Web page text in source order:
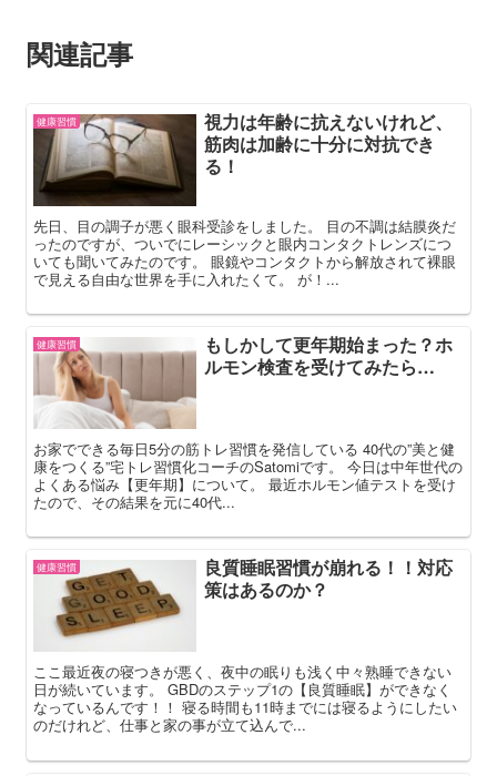
関連記事
健康習慣
視力は年齢に抗えないけれど、
筋肉は加齢に十分に対抗でき
る！
先日、目の調子が悪く眼科受診をしました。 目の不調は結膜炎だ
ったのですが、ついでにレーシックと眼内コンタクトレンズにつ
いても聞いてみたのです。 眼鏡やコンタクトから解放されて裸眼
で見える自由な世界を手に入れたくて。 が！...
健康習慣
もしかして更年期始まった？ホ
ルモン検査を受けてみたら…
お家でできる毎日5分の筋トレ習慣を発信している 40代の”美と健
康をつくる”宅トレ習慣化コーチのSatomiです。 今日は中年世代の
よくある悩み【更年期】について。 最近ホルモン値テストを受け
たので、その結果を元に40代...
健康習慣
良質睡眠習慣が崩れる！！対応
策はあるのか？
ここ最近夜の寝つきが悪く、夜中の眠りも浅く中々熟睡できない
日が続いています。 GBDのステップ1の【良質睡眠】ができなく
なっているんです！！ 寝る時間も11時までには寝るようにしたい
のだけれど、仕事と家の事が立て込んで...